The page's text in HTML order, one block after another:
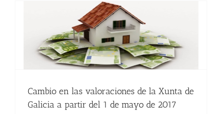
Cambio en las valoraciones de la Xunta de
Galicia a partir del 1 de mayo de 2017